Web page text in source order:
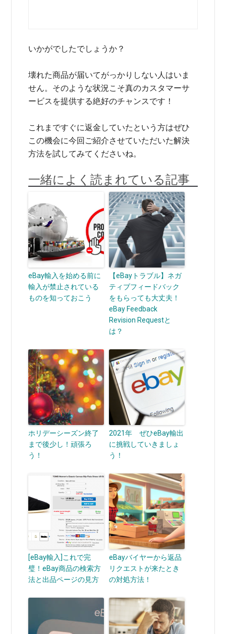
いかがでしたでしょうか？
壊れた商品が届いてがっかりしない人はいま
せん。そのような状況こそ真のカスタマーサ
ービスを提供する絶好のチャンスです！
これまですぐに返金していたという方はぜひ
この機会に今回ご紹介させていただいた解決
方法を試してみてくださいね。
一緒によく読まれている記事
eBay輸入を始める前に
輸入が禁止されている
ものを知っておこう
【eBayトラブル】ネガ
ティブフィードバック
をもらっても大丈夫！
eBay Feedback
Revision Requestと
は？
ホリデーシーズン終了
まで後少し！頑張ろ
う！
2021年 ぜひeBay輸出
に挑戦していきましょ
う！
[eBay輸入]これで完
璧！eBay商品の検索方
法と出品ページの見方
eBayバイヤーから返品
リクエストが来たとき
の対処方法！